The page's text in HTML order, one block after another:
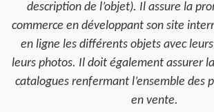
description de l’objet). Il assure la
commerce en développant son site
en ligne les différents objets avec
leurs photos. Il doit également assurer
catalogues renfermant l’ensemble des
en vente.